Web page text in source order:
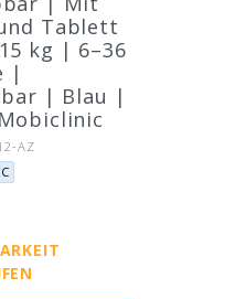
Tablett
kg | 6–36
|
| Blau |
AZ